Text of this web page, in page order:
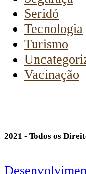
Seridó
Tecnologia
Turismo
Vacinação
2021 - Todos os